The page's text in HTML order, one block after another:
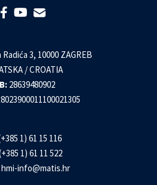
3, 10000 ZAGREB
/ CROATIA
28639480902
1) 61 15 116
1) 61 11 522
hmi-info@matis.hr